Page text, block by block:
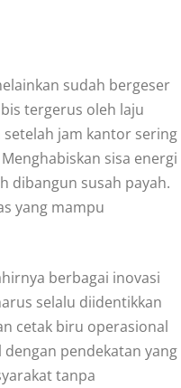
sudah bergeser
tergerus oleh laju
jam kantor sering
sisa energi
dibangun susah payah.
yang mampu
berbagai inovasi
selalu diidentikkan
cetak biru operasional
pendekatan yang
tanpa